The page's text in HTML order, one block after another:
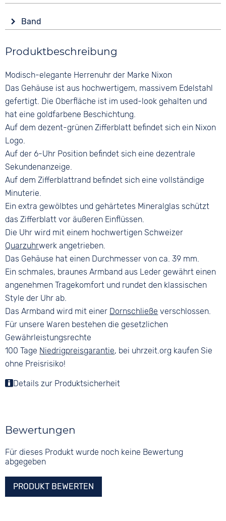
10 bar
Form
Rund
Glas
Farbe
Gold
Analog
Grün
Ziffern
Arabisch
Band
Glattleder
Farbe
Bandschließe
Dornschließe
Produktbeschreibung
Modisch-elegante Herrenuhr der Marke Nixon
Das Gehäuse ist aus hochwertigem, massivem Edelstahl
gefertigt. Die Oberfläche ist im used-look gehalten und
hat eine goldfarbene Beschichtung.
Auf dem dezent-grünen Zifferblatt befindet sich ein Nixon
Logo.
Auf der 6-Uhr Position befindet sich eine dezentrale
Sekundenanzeige.
Auf dem Zifferblattrand befindet sich eine vollständige
Minuterie.
Ein extra gewölbtes und gehärtetes Mineralglas schützt
das Zifferblatt vor äußeren Einflüssen.
Die Uhr wird mit einem hochwertigen Schweizer
Quarzuhrwerk angetrieben.
Das Gehäuse hat einen Durchmesser von ca. 39 mm.
Ein schmales, braunes Armband aus Leder gewährt einen
angenehmen Tragekomfort und rundet den klassischen
Style der Uhr ab.
Das Armband wird mit einer Dornschließe verschlossen.
Für unsere Waren bestehen die gesetzlichen
Gewährleistungsrechte
100 Tage Niedrigpreisgarantie, bei uhrzeit.org kaufen Sie
ohne Preisrisiko!
Details zur Produktsicherheit
Bewertungen
Für dieses Produkt wurde noch keine Bewertung
abgegeben
PRODUKT BEWERTEN